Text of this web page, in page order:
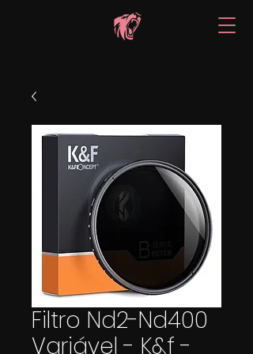
Filtro Nd2-Nd400
Variável - K&f -